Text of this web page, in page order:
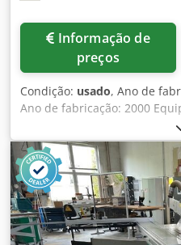
preços
Condição: usado, Ano de
Ano de fabricação: 2000
com ajuste elétrico de altura
principal de serra, inserção
indicação digital do ângulo
corte - versão conforme CE
mm - com travamento em
largura de corte 1300 mm -
diâmetro máximo da lâmina